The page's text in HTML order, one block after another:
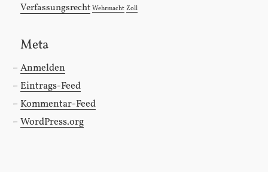
Verfassungsrecht Wehrmacht Zoll
Meta
Anmelden
Eintrags-Feed
Kommentar-Feed
WordPress.org